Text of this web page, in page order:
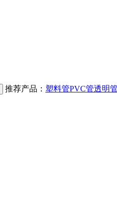
推荐产品： 塑料管PVC管透明